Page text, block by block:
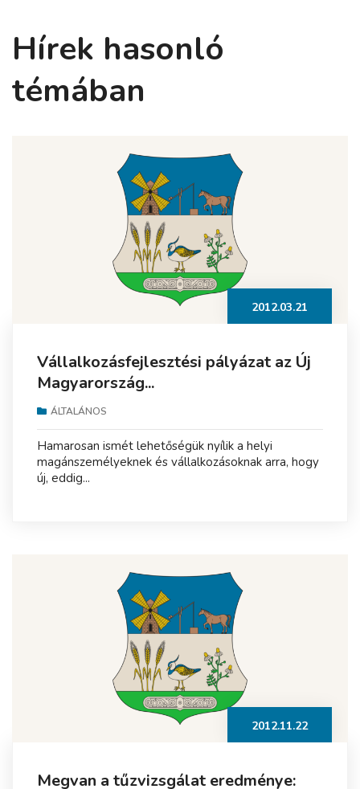
Hírek hasonló
témában
2012.03.21
Vállalkozásfejlesztési pályázat az Új
Magyarország...
ÁLTALÁNOS
Hamarosan ismét lehetőségük nyílik a helyi
magánszemélyeknek és vállalkozásoknak arra, hogy
új, eddig...
2012.11.22
Megvan a tűzvizsgálat eredménye: